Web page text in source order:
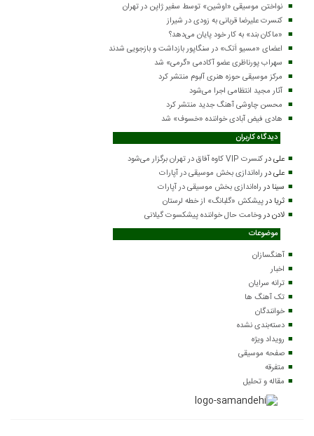
نواختن موسیقی «اوشین» توسط سفیر ژاپن در تهران
کنسرت علیرضا قربانی به زودی در شیراز
«ماکان بند» به کار خود پایان می‌دهد؟
اعضای «مسیو اَتک» در سنگاپور بازداشت و بازجویی شدند
سهراب پورناظری عضو آکادمی «گرمی» شد
مرکز موسیقی حوزه هنری آلبوم منتشر کرد
آثار مجید انتظامی اجرا می‌شود
محسن چاوشی آهنگ جدید منتشر کرد
هادی فیض آبادی خواننده «خسوف» شد
دیدگاه کاربران
علیدرکنسرت VIP کاوه آفاق در تهران برگزار می‌شود
علیدرراه‌اندازی بخش موسیقی در آپارات
سینا درراه‌اندازی بخش موسیقی در آپارات
ثریا درپیشکش «گلبانگ» از خطه لرستان
لادندروخامت حال خواننده پیشکسوت گیلانی
موضوعات
آهنگسازان
اخبار
ترانه سرایان
تک آهنگ ها
خوانندگان
دسته‌بندی نشده
رویداد ویژه
صفحه موسیقی
متفرقه
مقاله و تحلیل